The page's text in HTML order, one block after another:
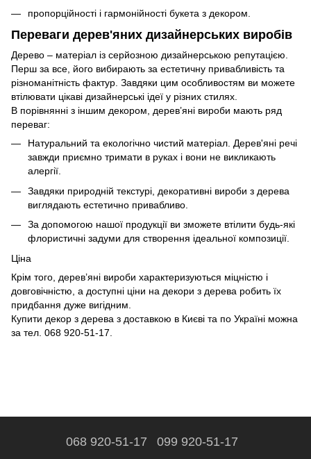
пропорційності і гармонійності букета з декором.
Переваги дерев'яних дизайнерських виробів
Дерево – матеріал із серйозною дизайнерською репутацією.
Перш за все, його вибирають за естетичну привабливість та
різноманітність фактур. Завдяки цим особливостям ви можете
втілювати цікаві дизайнерські ідеї у різних стилях.
В порівнянні з іншим декором, дерев’яні вироби мають ряд
переваг:
Натуральний та екологічно чистий матеріал. Дерев'яні речі
завжди приємно тримати в руках і вони не викликають
алергії.
Завдяки природній текстурі, декоративні вироби з дерева
виглядають естетично привабливо.
За допомогою нашої продукції ви зможете втілити будь-які
флористичні задуми для створення ідеальної композиції.
Ціна
Крім того, дерев’яні вироби характеризуються міцністю і
довговічністю, а доступні ціни на декори з дерева робить їх
придбання дуже вигідним.
Купити декор з дерева з доставкою в Києві та по Україні можна
за тел. 068 920-51-17.
068 920-51-17 099 920-51-17